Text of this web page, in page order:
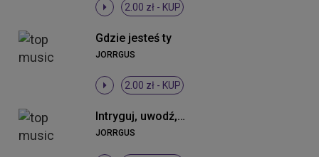
2.00 zł - KUP
Gdzie jesteś ty
JORRGUS
2.00 zł - KUP
Intryguj, uwodź, prowokuj mnie (Cortess One Remix)
JORRGUS